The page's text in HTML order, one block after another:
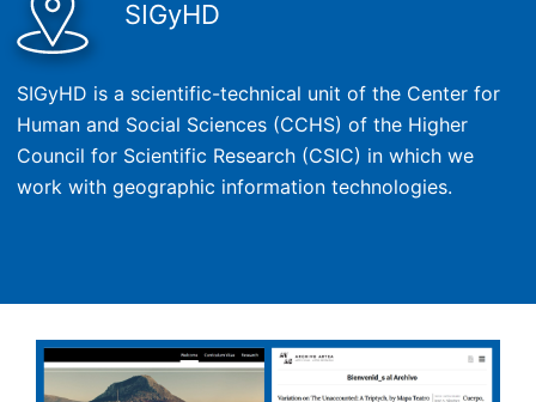
SIGyHD
SIGyHD is a scientific-technical unit of the Center for
Human and Social Sciences (CCHS) of the Higher
Council for Scientific Research (CSIC) in which we
work with geographic information technologies.